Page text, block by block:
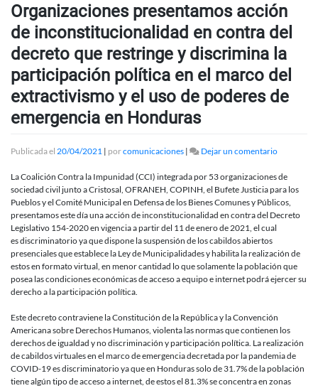
Organizaciones presentamos acción
de inconstitucionalidad en contra del
decreto que restringe y discrimina la
participación política en el marco del
extractivismo y el uso de poderes de
emergencia en Honduras
Publicada el 20/04/2021 | porcomunicaciones | Dejar un comentarioen
acción
de
del
decreto
que
discrimina
la
política
en
el
La Coalición Contra la Impunidad (CCI) integrada por 53 organizaciones de
sociedad civil junto a Cristosal, OFRANEH, COPINH, el Bufete Justicia para los
Pueblos y el Comité Municipal en Defensa de los Bienes Comunes y Públicos,
presentamos este día una acción de inconstitucionalidad en contra del Decreto
Legislativo 154-2020 en vigencia a partir del 11 de enero de 2021, el cual
es discriminatorio ya que dispone la suspensión de los cabildos abiertos
presenciales que establece la Ley de Municipalidades y habilita la realización de
estos en formato virtual, en menor cantidad lo que solamente la población que
posea las condiciones económicas de acceso a equipo e internet podrá ejercer su
derecho a la participación política.
Este decreto contraviene la Constitución de la República y la Convención
Americana sobre Derechos Humanos, violenta las normas que contienen los
derechos de igualdad y no discriminación y participación política. La realización
de cabildos virtuales en el marco de emergencia decretada por la pandemia de
COVID-19 es discriminatorio ya que en Honduras solo de 31.7% de la población
tiene algún tipo de acceso a internet, de estos el 81.3% se concentra en zonas